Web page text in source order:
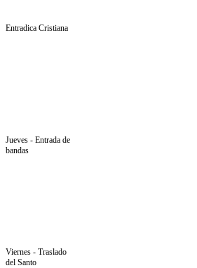
Entradica Cristiana
Jueves - Entrada de
bandas
Viernes - Traslado
del Santo